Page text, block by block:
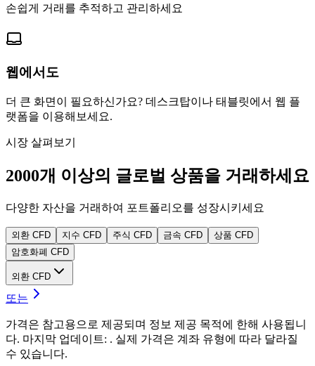
손쉽게 거래를 추적하고 관리하세요
웹에서도
더 큰 화면이 필요하신가요? 데스크탑이나 태블릿에서 웹 플
랫폼을 이용해보세요.
시장 살펴보기
2000개 이상의 글로벌 상품을 거래하세요
다양한 자산을 거래하여 포트폴리오를 성장시키세요
외환 CFD 지수 CFD 주식 CFD 금속 CFD
상품 CFD
암호화폐 CFD
외환 CFD
또는
가격은 참고용으로 제공되며 정보 제공 목적에 한해 사용됩니
다. 마지막 업데이트: . 실제 가격은 계좌 유형에 따라 달라질
수 있습니다.